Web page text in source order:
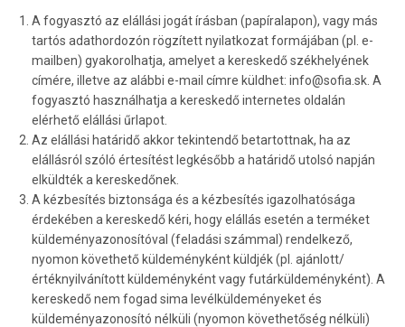
A fogyasztó az elállási jogát írásban (papíralapon), vagy más
tartós adathordozón rögzített nyilatkozat formájában (pl. e-
mailben) gyakorolhatja, amelyet a kereskedő székhelyének
címére, illetve az alábbi e-mail címre küldhet: info@sofia.sk. A
fogyasztó használhatja a kereskedő internetes oldalán
elérhető elállási űrlapot.
Az elállási határidő akkor tekintendő betartottnak, ha az
elállásról szóló értesítést legkésőbb a határidő utolsó napján
elküldték a kereskedőnek.
A kézbesítés biztonsága és a kézbesítés igazolhatósága
érdekében a kereskedő kéri, hogy elállás esetén a terméket
küldeményazonosítóval (feladási számmal) rendelkező,
nyomon követhető küldeményként küldjék (pl. ajánlott/
értéknyilvánított küldeményként vagy futárküldeményként). A
kereskedő nem fogad sima levélküldeményeket és
küldeményazonosító nélküli (nyomon követhetőség nélküli)